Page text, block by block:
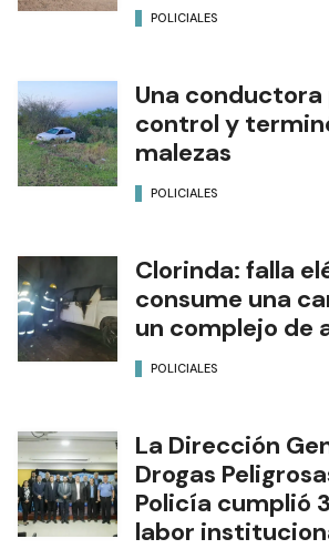
POLICIALES
Una
control y
malezas
POLICIALES
Clorinda: falla
consume una
un complejo de
POLICIALES
La Dirección
Drogas
Policía cumplió
labor